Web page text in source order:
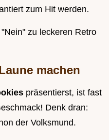
zum Hit werden.
zu leckeren Retro
machen
präsentierst, ist fast
Denk dran:
der Volksmund.